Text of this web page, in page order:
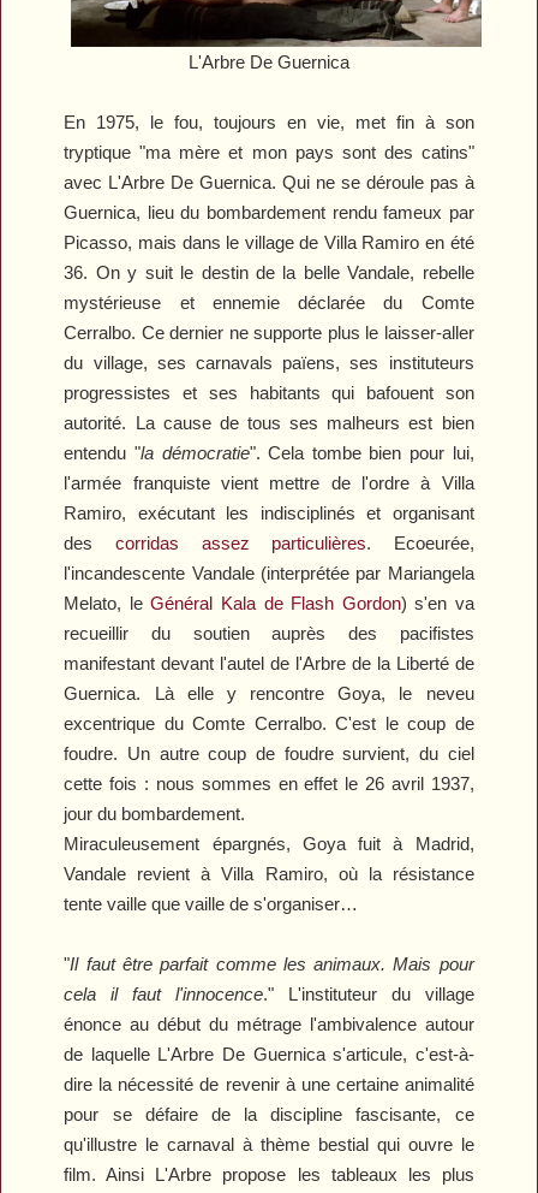
L'Arbre De Guernica
En 1975, le fou, toujours en vie, met fin à son
tryptique "ma mère et mon pays sont des catins"
avec L'Arbre De Guernica. Qui ne se déroule pas à
Guernica, lieu du bombardement rendu fameux par
Picasso, mais dans le village de Villa Ramiro en été
36. On y suit le destin de la belle Vandale, rebelle
mystérieuse et ennemie déclarée du Comte
Cerralbo. Ce dernier ne supporte plus le laisser-aller
du village, ses carnavals païens, ses instituteurs
progressistes et ses habitants qui bafouent son
autorité. La cause de tous ses malheurs est bien
entendu "la démocratie". Cela tombe bien pour lui,
l'armée franquiste vient mettre de l'ordre à Villa
Ramiro, exécutant les indisciplinés et organisant
des corridas assez particulières. Ecoeurée,
l'incandescente Vandale (interprétée par Mariangela
Melato, leGénéral Kala de Flash Gordon) s'en va
recueillir du soutien auprès des pacifistes
manifestant devant l'autel de l'Arbre de la Liberté de
Guernica. Là elle y rencontre Goya, le neveu
excentrique du Comte Cerralbo. C'est le coup de
foudre. Un autre coup de foudre survient, du ciel
cette fois : nous sommes en effet le 26 avril 1937,
jour du bombardement.
Miraculeusement épargnés, Goya fuit à Madrid,
Vandale revient à Villa Ramiro, où la résistance
tente vaille que vaille de s'organiser…
"Il faut être parfait comme les animaux. Mais pour
cela il faut l'innocence." L'instituteur du village
énonce au début du métrage l'ambivalence autour
de laquelle L'Arbre De Guernicas'articule, c'est-à-
dire la nécessité de revenir à une certaine animalité
pour se défaire de la discipline fascisante, ce
qu'illustre le carnaval à thème bestial qui ouvre le
film. Ainsi L'Arbre propose les tableaux les plus